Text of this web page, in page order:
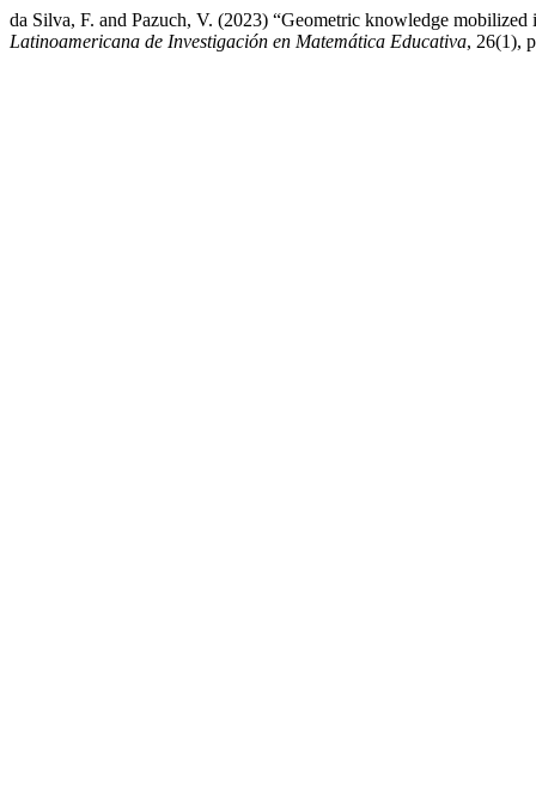
da Silva, F. and Pazuch, V. (2023) “Geometric knowledge
Latinoamericana de Investigación en Matemática Educativa, 26(1),